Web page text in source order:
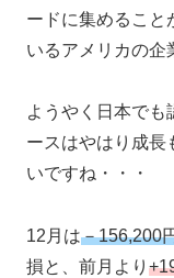
ードに集めること
いるアメリカの企
ようやく日本でも
ースはやはり成長
いですね・・・
12月は－156,200
損と、前月より